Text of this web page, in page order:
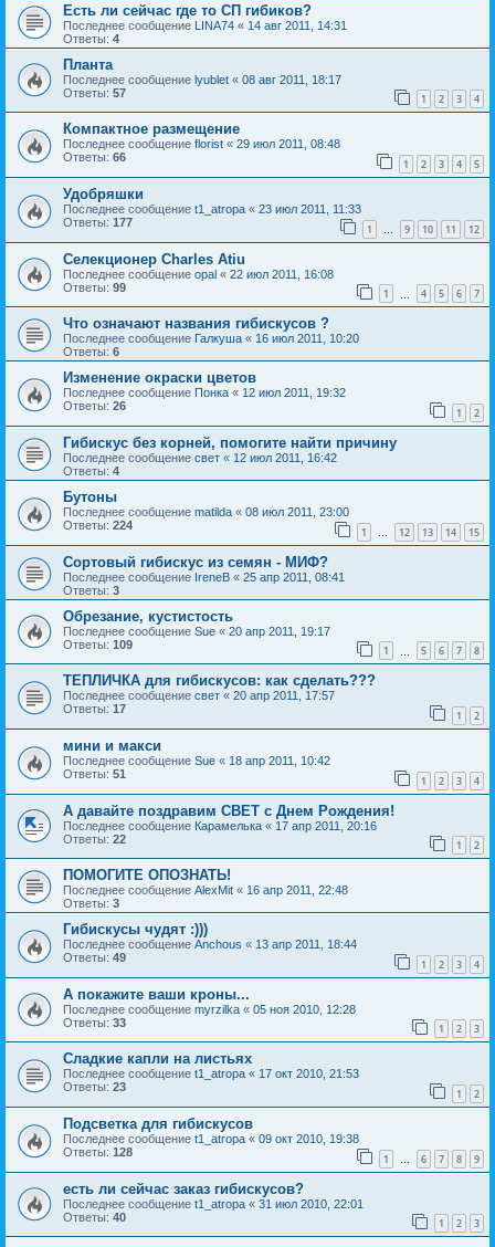
Есть ли сейчас где то СП гибиков?
Последнее сообщение LINA74 « 14 авг 2011, 14:31
Ответы: 4
Планта
Последнее сообщение lyublet « 08 авг 2011, 18:17
Ответы: 57 1 2 3 4
Компактное размещение
Последнее сообщение florist « 29 июл 2011, 08:48
Ответы: 66 1 2 3 4 5
Удобряшки
Последнее сообщение t1_atropa « 23 июл 2011, 11:33
Ответы: 177 1 … 9 10 11 12
Селекционер Charles Atiu
Последнее сообщение opal « 22 июл 2011, 16:08
Ответы: 99 1 4 5 6 7
Что означают названия гибискусов ?
Последнее сообщение Галкуша « 16 июл 2011, 10:20
Ответы: 6
Изменение окраски цветов
Последнее сообщение Понка « 12 июл 2011, 19:32
Ответы: 26 1 2
Гибискус без корней, помогите найти причину
Последнее сообщение свет « 12 июл 2011, 16:42
Ответы: 4
Бутоны
Последнее сообщение matilda « 08 июл 2011, 23:00
Ответы: 224 1 … 12 13 14 15
Сортовый гибискус из семян - МИФ?
Последнее сообщение IreneB « 25 апр 2011, 08:41
Ответы: 3
Обрезание, кустистость
Последнее сообщение Sue « 20 апр 2011, 19:17
Ответы: 109 1 5 6 7 8
ТЕПЛИЧКА для гибискусов: как сделать???
Последнее сообщение свет « 20 апр 2011, 17:57
Ответы: 17 1 2
мини и макси
Последнее сообщение Sue « 18 апр 2011, 10:42
Ответы: 51 1 2 3 4
А давайте поздравим СВЕТ с Днем Рождения!
Последнее сообщение Карамелька « 17 апр 2011, 20:16
Ответы: 22 1 2
ПОМОГИТЕ ОПОЗНАТЬ!
Последнее сообщение AlexMit « 16 апр 2011, 22:48
Ответы: 3
Гибискусы чудят :)))
Последнее сообщение Anchous « 13 апр 2011, 18:44
Ответы: 49 1 2 3 4
А покажите ваши кроны...
Последнее сообщение myrzilka « 05 ноя 2010, 12:28
Ответы: 33 1 2 3
Сладкие капли на листьях
Последнее сообщение t1_atropa « 17 окт 2010, 21:53
Ответы: 23 1 2
Подсветка для гибискусов
Последнее сообщение t1_atropa « 09 окт 2010, 19:38
Ответы: 128 1 … 6 7 8 9
есть ли сейчас заказ гибискусов?
Последнее сообщение t1_atropa « 31 июл 2010, 22:01
Ответы: 40 1 2 3